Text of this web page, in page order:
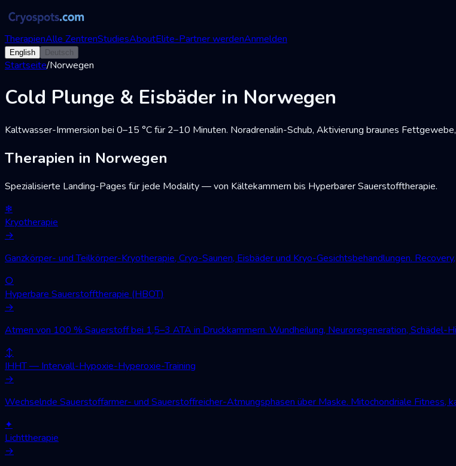
TherapienAlle ZentrenStudiesAboutElite-Partner werdenAnmelden
English Deutsch
Startseite/Norwegen
Cold Plunge & Eisbäder in Norwegen
Kaltwasser-Immersion bei 0–15 °C für 2–10 Minuten. Noradrenalin-Schub, Aktivierung braunes
Therapien in Norwegen
Spezialisierte Landing-Pages für jede Modality — von Kältekammern bis Hyperbarer Sauerstofftherapie.
❄
Kryotherapie
→
Ganzkörper- und Teilkörper-Kryotherapie, Cryo-Saunen, Eisbäder und Kryo-Gesichtsbehandlungen.
○
Hyperbare Sauerstofftherapie (HBOT)
→
Atmen von 100 % Sauerstoff bei 1,5–3 ATA in Druckkammern. Wundheilung, Neuroregeneration, Schädel-
↕
IHHT — Intervall-Hypoxie-Hyperoxie-Training
→
Wechselnde Sauerstoffarmer- und Sauerstoffreicher-Atmungsphasen über Maske. Mitochondriale Fitness,
✦
Lichttherapie
→